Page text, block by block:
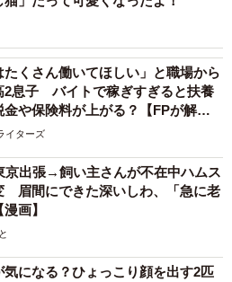
たくさん働いてほしい」と職場から
2息子 バイトで稼ぎすぎると扶養
金や保険料が上がる？【FPが解
イターズ
京出張→飼い主さんが不在中ハムス
眉間にできた深いしわ、「急に老
画】
気になる？ひょっこり顔を出す2匹